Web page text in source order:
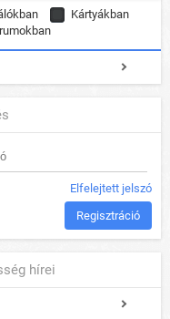
Kártyákban
Elfelejtett jelszó
Regisztráció
hírei